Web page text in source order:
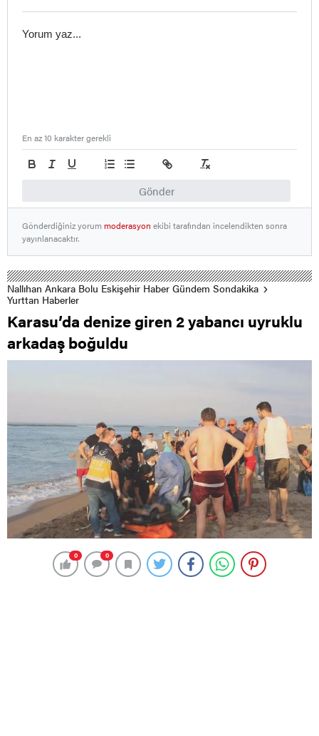
Gönder
En az 10 karakter gerekli
Gönderdiğiniz yorummoderasyon ekibi tarafından incelendikten sonra
yayınlanacaktır.
Nallıhan Ankara Bolu Eskişehir Haber Gündem Sondakika
Yurttan Haberler
Karasu’da denize giren 2 yabancı uyruklu
arkadaş boğuldu
0 0